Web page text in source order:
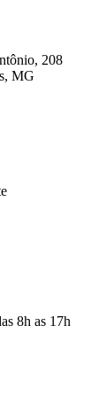
208
MG
8h as 17h